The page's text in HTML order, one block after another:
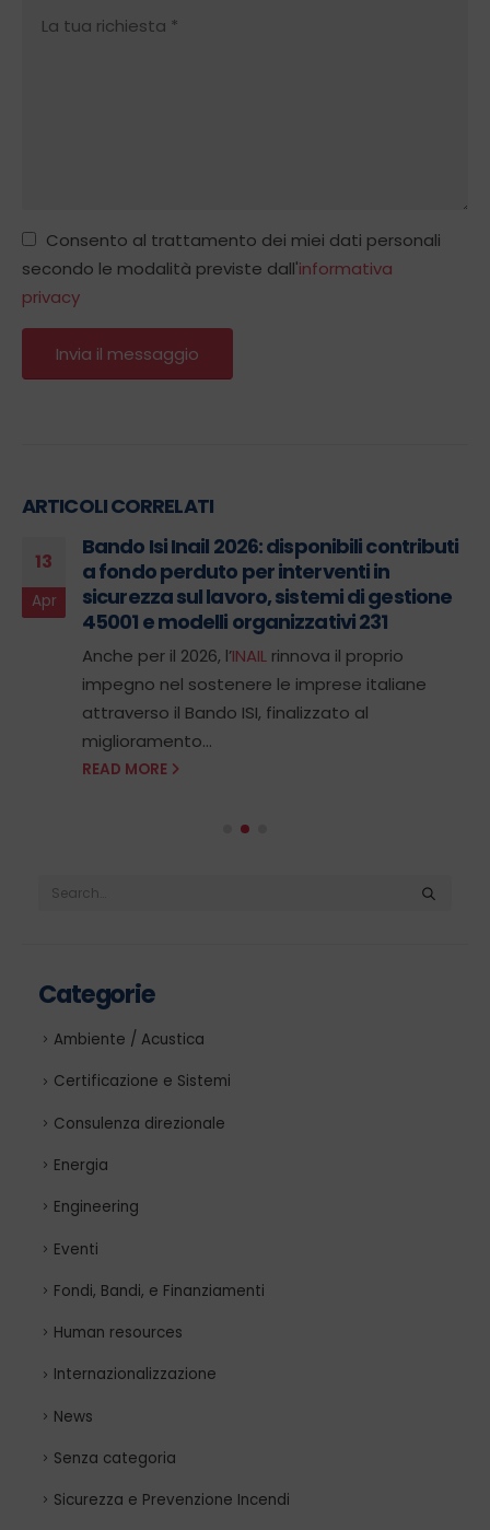
Consento al trattamento dei miei dati personali
secondo le modalità previste dall'informativa
privacy
ARTICOLI CORRELATI
13
Apr
Bando Isi Inail 2026: disponibili contributi
a fondo perduto per interventi in
sicurezza sul lavoro, sistemi di gestione
45001 e modelli organizzativi 231
Anche per il 2026, l’INAIL rinnova il proprio
impegno nel sostenere le imprese italiane
attraverso il Bando ISI, finalizzato al
miglioramento...
READ MORE
Categorie
Ambiente / Acustica
Certificazione e Sistemi
Consulenza direzionale
Energia
Engineering
Eventi
Fondi, Bandi, e Finanziamenti
Human resources
Internazionalizzazione
News
Senza categoria
Sicurezza e Prevenzione Incendi